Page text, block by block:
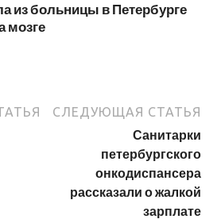
из больницы в Петербурге
мозге
СЛЕДУЮЩАЯ СТАТЬЯ
Санитарки
петербургского
онкодиспансера
рассказали о жалкой
зарплате